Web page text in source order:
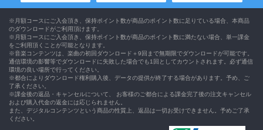
※月額コースにご入会頂き、保持ポイント数が商品のポイント数に足りている場合、本商品
のダウンロードがご利用頂けます。
※月額コースにご入会頂き、保持ポイント数が商品のポイント数に満たない場合、単一課金
をご利用頂くことが可能となります。
※音楽コンテンツは、楽曲の初回ダウンロード＋9回まで無期限でダウンロードが可能です。
通信環境の影響等でダウンロードに失敗した場合でも1回としてカウントされます。必ず通信
環境の良い場所で行ってください。
※都合によりダウンロード権利購入後、データの提供が終了する場合があります。予め、ご
了承ください。
※課金後の返品・キャンセルについて、 お客様のご都合による課金完了後の注文キャンセル
および購入代金の返金には応じられません。
また、デジタルコンテンツという商品の性質上、返品は一切お受けできません。予めご了承
ください。